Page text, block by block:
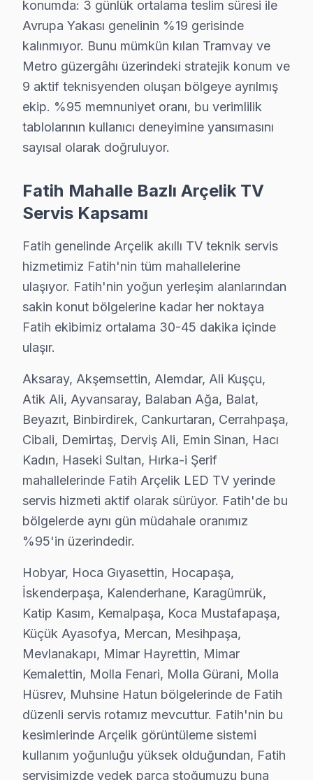
Saraç İshak'ta Arçelik TV Servisi
Saraç İshak Mahallesi'nde yaşayan bir kişi,
Seyyid Ömer'de Arçelik TV Servisi
Seyyid Ömer Mahallesi'nde, bir evin televizyonu
Silivrikapı'da söz konusu model TV Servisi
Sultan Ahmet'te Arçelik TV Servisi
Sururi'de Arçelik TV Servisi
Sururi Mahallesi'nde bir evde, televizyonun bir çok
Süleymaniye'de bu marka TV Servisi
Süleymaniye Mahallesi'nde bir genç, televizyonunun
Sümbül Efendi'de Arçelik TV Servisi
Sümbül Efendi Mahallesi'nde bir ev, görüntüde yanık
Şehremini'de Arçelik TV Servisi
Şehremini Mahallesi'nde bir kadın, televizyonunun
Şehsuvar Bey'de Arçelik TV Servisi
Şehsuvar Bey Mahallesi, hem tarihi dokusu hem de
Tahtakale Mahallesi, modern yapıları ve ticari
Taya Hatun'da Arçelik TV Servisi
Taya Hatun Mahallesi'nin tarihi binaları,
Topkapı'da söz konusu model TV Servisi
Topkapı Mahallesi'nin karmaşık elektrik altyapısı,
Yavuz Sinan'da bu cihaz TV Servisi
Yavuz Sinan Mahallesi, yapı olarak yenilikçi
konumda: 3 günlük ortalama teslim süresi ile
Avrupa Yakası genelinin %19 gerisinde
kalınmıyor. Bunu mümkün kılan Tramvay ve
Metro güzergâhı üzerindeki stratejik konum ve
9 aktif teknisyenden oluşan bölgeye ayrılmış
ekip. %95 memnuniyet oranı, bu verimlilik
tablolarının kullanıcı deneyimine yansımasını
sayısal olarak doğruluyor.
Fatih Mahalle Bazlı Arçelik TV
Servis Kapsamı
Fatih genelinde Arçelik akıllı TV teknik servis
hizmetimiz Fatih'nin tüm mahallelerine
ulaşıyor. Fatih'nin yoğun yerleşim alanlarından
sakin konut bölgelerine kadar her noktaya
Fatih ekibimiz ortalama 30-45 dakika içinde
ulaşır.
Aksaray, Akşemsettin, Alemdar, Ali Kuşçu,
Atik Ali, Ayvansaray, Balaban Ağa, Balat,
Beyazıt, Binbirdirek, Cankurtaran, Cerrahpaşa,
Cibali, Demirtaş, Derviş Ali, Emin Sinan, Hacı
Kadın, Haseki Sultan, Hırka-i Şerif
mahallelerinde Fatih Arçelik LED TV yerinde
servis hizmeti aktif olarak sürüyor. Fatih'de bu
bölgelerde aynı gün müdahale oranımız
%95'in üzerindedir.
Hobyar, Hoca Gıyasettin, Hocapaşa,
İskenderpaşa, Kalenderhane, Karagümrük,
Katip Kasım, Kemalpaşa, Koca Mustafapaşa,
Küçük Ayasofya, Mercan, Mesihpaşa,
Mevlanakapı, Mimar Hayrettin, Mimar
Kemalettin, Molla Fenari, Molla Gürani, Molla
Hüsrev, Muhsine Hatun bölgelerinde de Fatih
düzenli servis rotamız mevcuttur. Fatih'nin bu
kesimlerinde Arçelik görüntüleme sistemi
kullanım yoğunluğu yüksek olduğundan, Fatih
servisimizde yedek parça stoğumuzu buna